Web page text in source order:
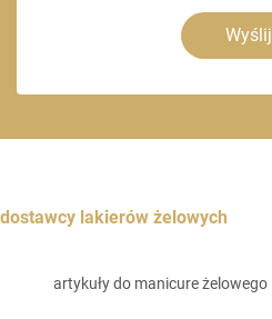
Wyślij
dostawcy lakierów żelowych
artykuły do manicure żelowego